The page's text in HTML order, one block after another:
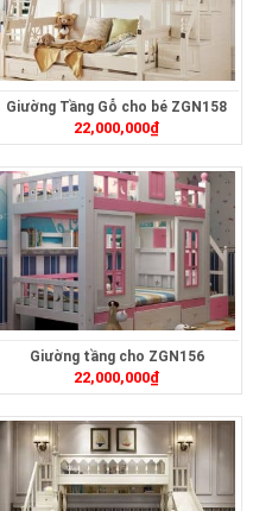
Giường Tầng Gỗ cho bé ZGN158
22,000,000₫
Giường tầng cho ZGN156
22,000,000₫